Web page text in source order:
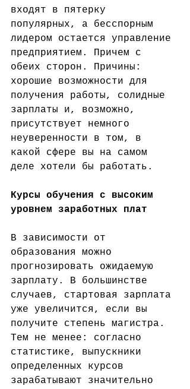
входят в пятерку
популярных, а бесспорным
лидером остается управление
предприятием. Причем с
обеих сторон. Причины:
хорошие возможности для
получения работы, солидные
зарплаты и, возможно,
присутствует немного
неуверенности в том, в
какой сфере вы на самом
деле хотели бы работать.
Курсы обучения с высоким
уровнем заработных плат
В зависимости от
образования можно
прогнозировать ожидаемую
зарплату. В большинстве
случаев, стартовая зарплата
уже увеличится, если вы
получите степень магистра.
Тем не менее: согласно
статистике, выпускники
определенных курсов
зарабатывают значительно